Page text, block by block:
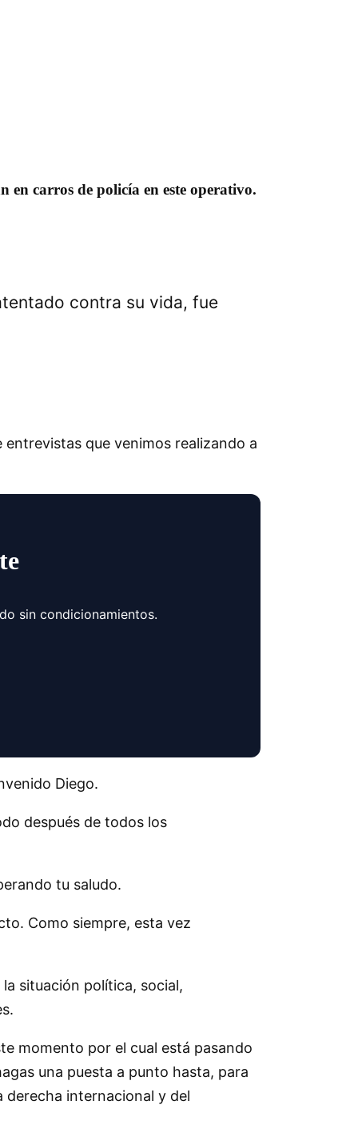
en carros de policía en este operativo.
contra su vida, fue
que venimos realizando a
sin condicionamientos.
Diego.
después de todos los
tu saludo.
Como siempre, esta vez
situación política, social,
momento por el cual está pasando
una puesta a punto hasta, para
derecha internacional y del